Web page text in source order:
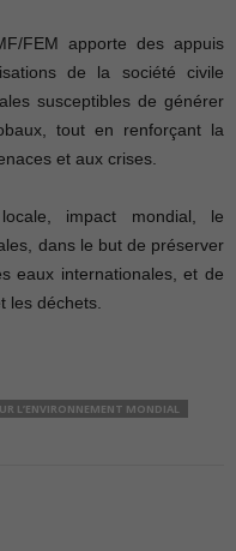
FEM apporte des appuis
de la société civile
susceptibles de générer
tout en renforçant la
et aux crises.
impact mondial, le
dans le but de préserver
eaux internationales, et de
les déchets.
L’ENVIRONNEMENT MONDIAL